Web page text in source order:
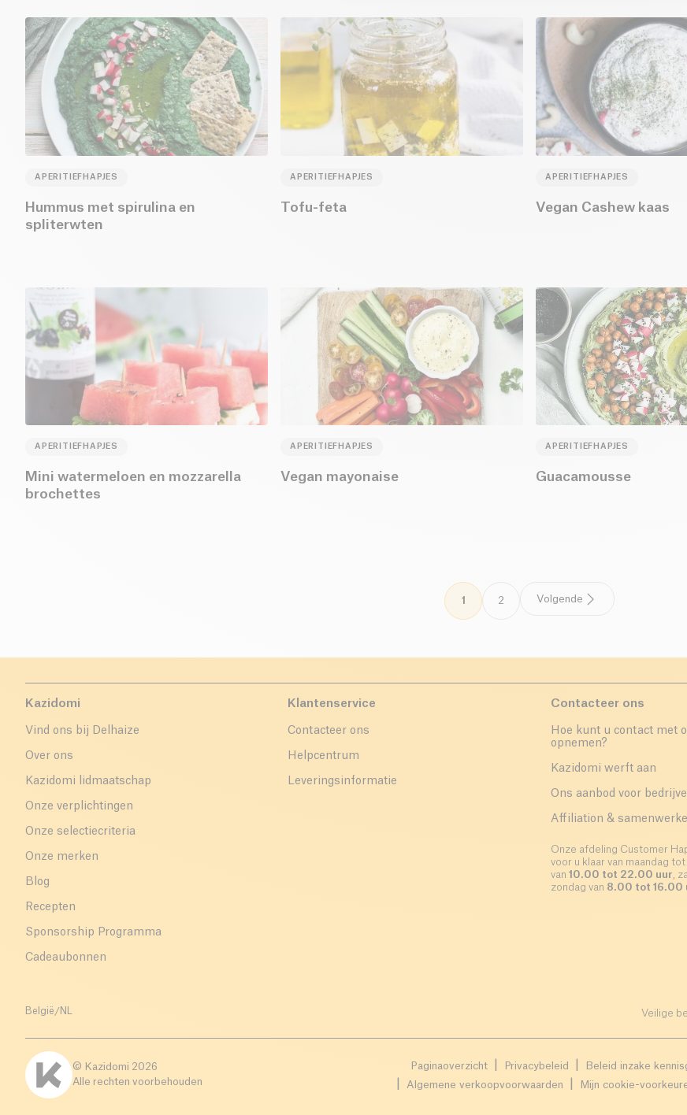
APERITIEFHAPJES
Hummus met spirulina en
spliterwten
APERITIEFHAPJES
Tofu-feta
APERITIEFHAPJES
Vegan Cashew kaas
APERITIEFHAPJES
Mini watermeloen en mozzarella
brochettes
APERITIEFHAPJES
Vegan mayonaise
APERITIEFHAPJES
Guacamousse
1 2 Volgende
Kazidomi
Vind ons bij Delhaize
Over ons
Kazidomi lidmaatschap
Onze verplichtingen
Onze selectiecriteria
Onze merken
Blog
Recepten
Sponsorship Programma
Cadeaubonnen
Klantenservice
Contacteer ons
Helpcentrum
Leveringsinformatie
Contacteer ons
Hoe kunt u contact met
opnemen?
Kazidomi werft aan
Ons aanbod voor
Affiliation &
Onze afdeling Customer
voor u klaar van maandag
van 10.00 tot 22.00 uur ,
zondag van 8.00 tot 16.00
België / NL Veilige
© Kazidomi 2026
Alle rechten voorbehouden
Paginaoverzicht Privacybeleid
Beleid inzake
Algemene verkoopvoorwaarden
Mijn cookie-